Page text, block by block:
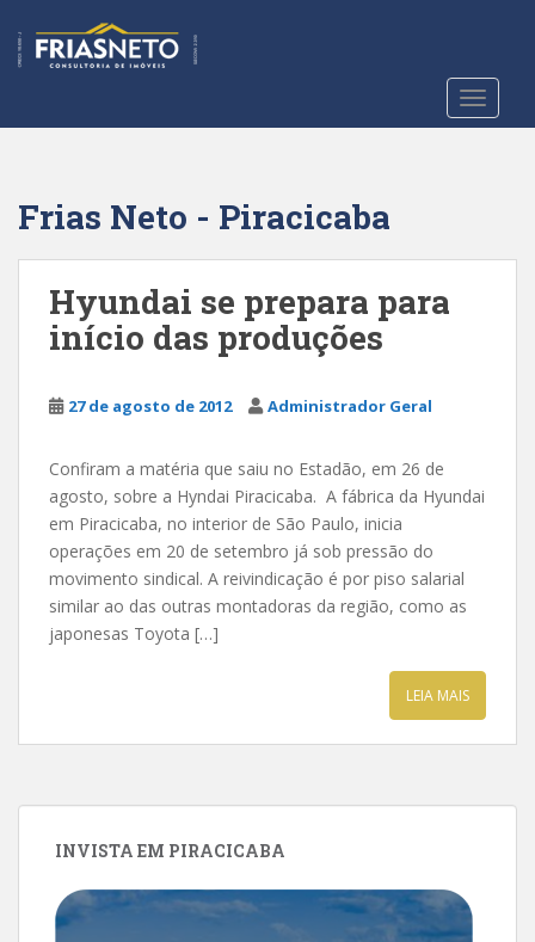
t
Frias Neto - Piracicaba
Hyundai se prepara para
início das produções
27 de agosto de 2012 Administrador Geral
Confiram a matéria que saiu no Estadão, em 26 de
agosto, sobre a Hyndai Piracicaba. A fábrica da Hyundai
em Piracicaba, no interior de São Paulo, inicia
operações em 20 de setembro já sob pressão do
movimento sindical. A reivindicação é por piso salarial
similar ao das outras montadoras da região, como as
japonesas Toyota […]
LEIA MAIS
INVISTA EM PIRACICABA